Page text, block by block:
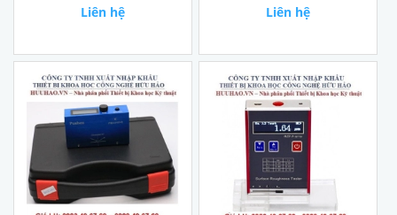
AR-132B, AR-132C
Liên hệ Liên hệ